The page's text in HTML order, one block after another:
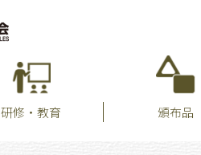
研修・教育 頒布品